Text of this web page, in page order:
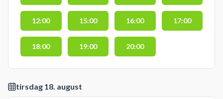
12:00 15:00 16:00 17:00
18:00 19:00 20:00
tirsdag 18. august